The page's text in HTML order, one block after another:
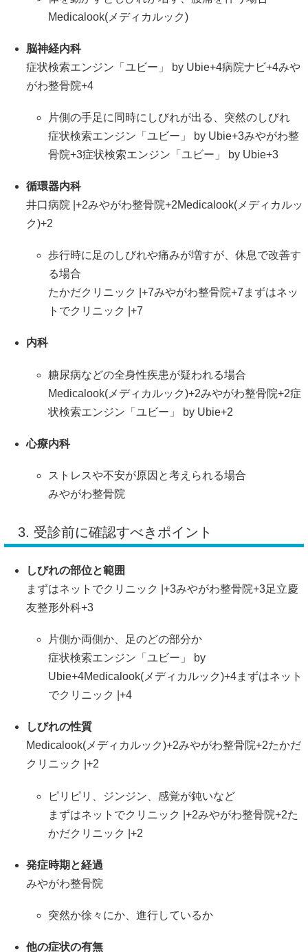
Medicalook(メディカルック)
脳神経内科
症状検索エンジン「ユビー」 by Ubie+4病院ナビ+4みや
がわ整骨院+4
片側の手足に同時にしびれが出る、突然のしびれ
症状検索エンジン「ユビー」 by Ubie+3みやがわ整
骨院+3症状検索エンジン「ユビー」 by Ubie+3
循環器内科
井口病院 | +2みやがわ整骨院+2Medicalook(メディカルッ
ク)+2
歩行時に足のしびれや痛みが増すが、休息で改善す
る場合
たかだクリニック | +7みやがわ整骨院+7 まずはネッ
トでクリニック | +7
内科
糖尿病などの全身性疾患が疑われる場合
Medicalook(メディカルック)+2みやがわ整骨院+2症
状検索エンジン「ユビー」 by Ubie+2
心療内科
ストレスや不安が原因と考えられる場合
みやがわ整骨院
3. 受診前に確認すべきポイント
しびれの部位と範囲
まずはネットでクリニック | +3みやがわ整骨院+3足立慶
友整形外科+3
片側か両側か、足のどの部分か
症状検索エンジン「ユビー」 by
Ubie+4Medicalook(メディカルック)+4まずはネット
でクリニック | +4
しびれの性質
Medicalook(メディカルック)+2みやがわ整骨院+2たかだ
クリニック | +2
ピリピリ、ジンジン、感覚が鈍いなど
まずはネットでクリニック | +2みやがわ整骨院+2た
かだクリニック | +2
発症時期と経過
みやがわ整骨院
突然か徐々にか、進行しているか
他の症状の有無